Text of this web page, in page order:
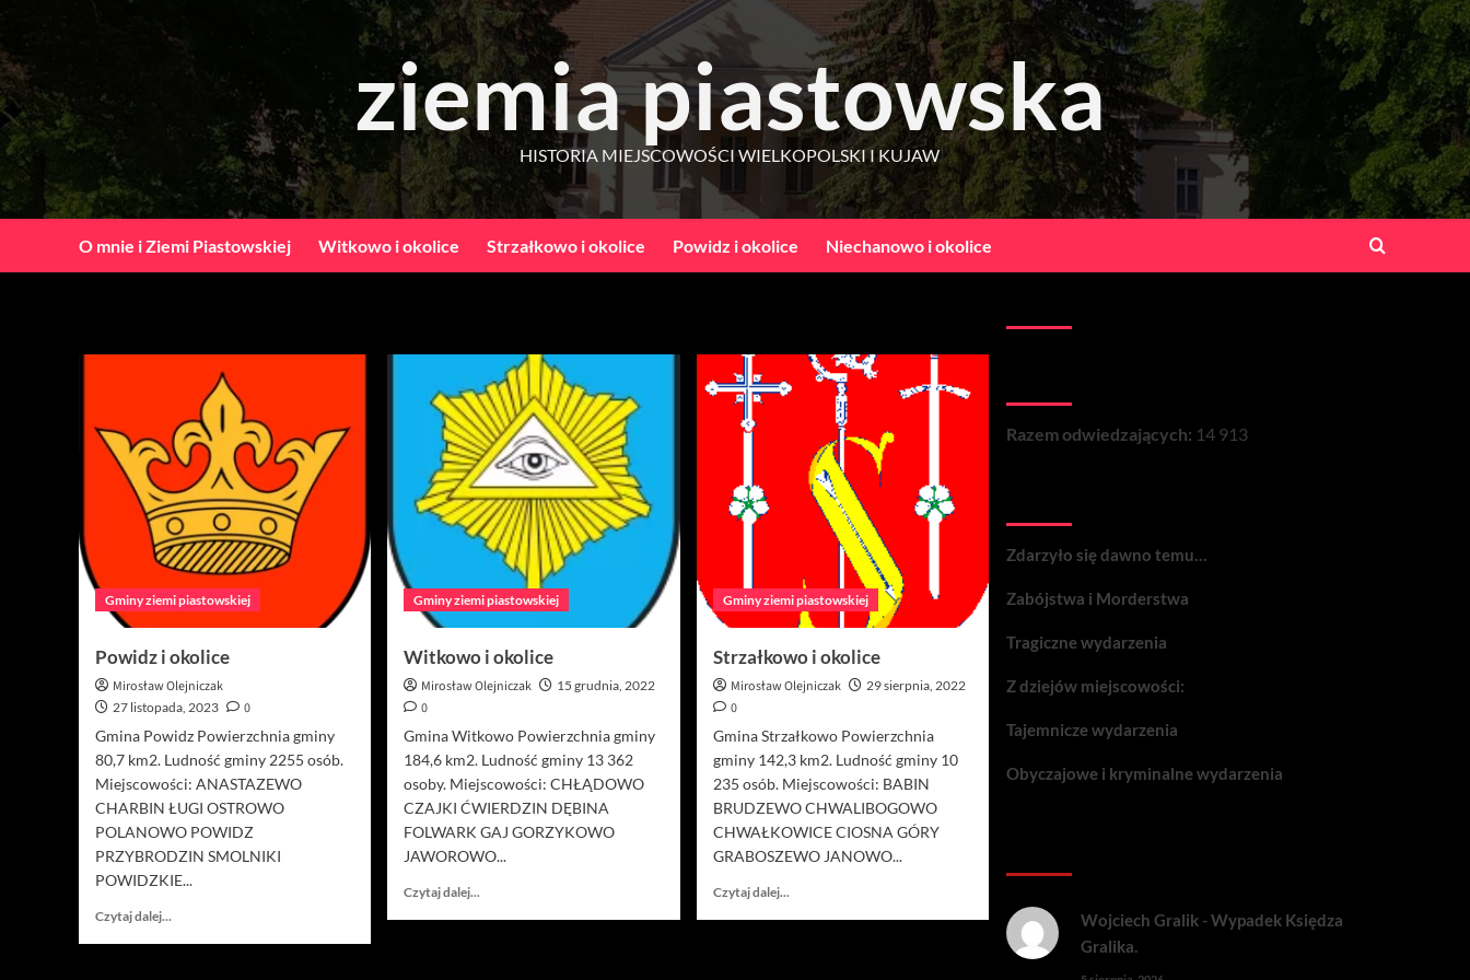
content
ziemia piastowska
HISTORIA MIEJSCOWOŚCI WIELKOPOLSKI I KUJAW
O mnie i Ziemi Piastowskiej Witkowo i okolice Strzałkowo i okolice Powidz i okolice Niechanowo i okolice
Gminy ziemi piastowskiej
Powidz i okolice
Mirosław Olejniczak
27 listopada, 2023
0
Gmina Powidz Powierzchnia gminy
80,7 km2. Ludność gminy 2255 osób.
Miejscowości: ANASTAZEWO
CHARBIN ŁUGI OSTROWO
POLANOWO POWIDZ
PRZYBRODZIN SMOLNIKI
POWIDZKIE...
Czytaj dalej...
Gminy ziemi piastowskiej
Witkowo i okolice
Mirosław Olejniczak 15 grudnia, 2022
0
Gmina Witkowo Powierzchnia gminy
184,6 km2. Ludność gminy 13 362
osoby. Miejscowości: CHŁĄDOWO
CZAJKI ĆWIERDZIN DĘBINA
FOLWARK GAJ GORZYKOWO
JAWOROWO...
Czytaj dalej...
Gminy ziemi piastowskiej
Strzałkowo i okolice
Mirosław Olejniczak 29 sierpnia, 2022
0
Gmina Strzałkowo Powierzchnia
gminy 142,3 km2. Ludność gminy 10
235 osób. Miejscowości: BABIN
BRUDZEWO CHWALIBOGOWO
CHWAŁKOWICE CIOSNA GÓRY
GRABOSZEWO JANOWO...
Czytaj dalej...
Razem odwiedzających: 14 913
Zdarzyło się dawno temu…
Zabójstwa i Morderstwa
Tragiczne wydarzenia
Z dziejów miejscowości:
Tajemnicze wydarzenia
Obyczajowe i kryminalne wydarzenia
Wojciech Gralik-Wypadek Księdza
Gralika.